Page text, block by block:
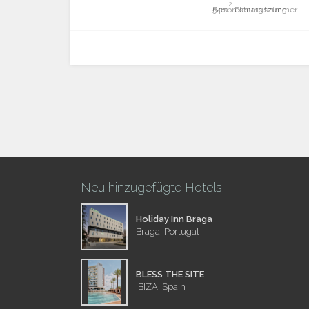
Besprechungszimmer
54m
2
Plenarsitzung
Neu hinzugefügte Hotels
Holiday Inn Braga
Braga, Portugal
BLESS THE SITE
IBIZA, Spain